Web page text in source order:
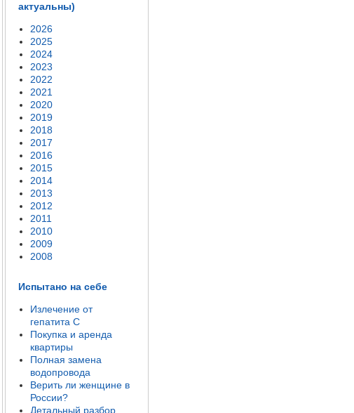
актуальны)
2026
2025
2024
2023
2022
2021
2020
2019
2018
2017
2016
2015
2014
2013
2012
2011
2010
2009
2008
Испытано на себе
Излечение от
гепатита C
Покупка и аренда
квартиры
Полная замена
водопровода
Верить ли женщине в
России?
Детальный разбор